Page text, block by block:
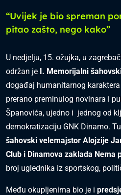
“Uvijek je bio spreman
pitao zašto, nego kako”
U nedjelju, 15. ožujka, u
održan je I. Memorijalni
događaj humanitarnog
prerano preminulog novinara i
Španovića, ujedno i jednog od
demokratizaciju GNK Dinamo.
šahovski velemajstor Alojzije
Club i Dinamova zaklada Nema
broj uglednika iz sportskog,
Među okupljenima bio je i